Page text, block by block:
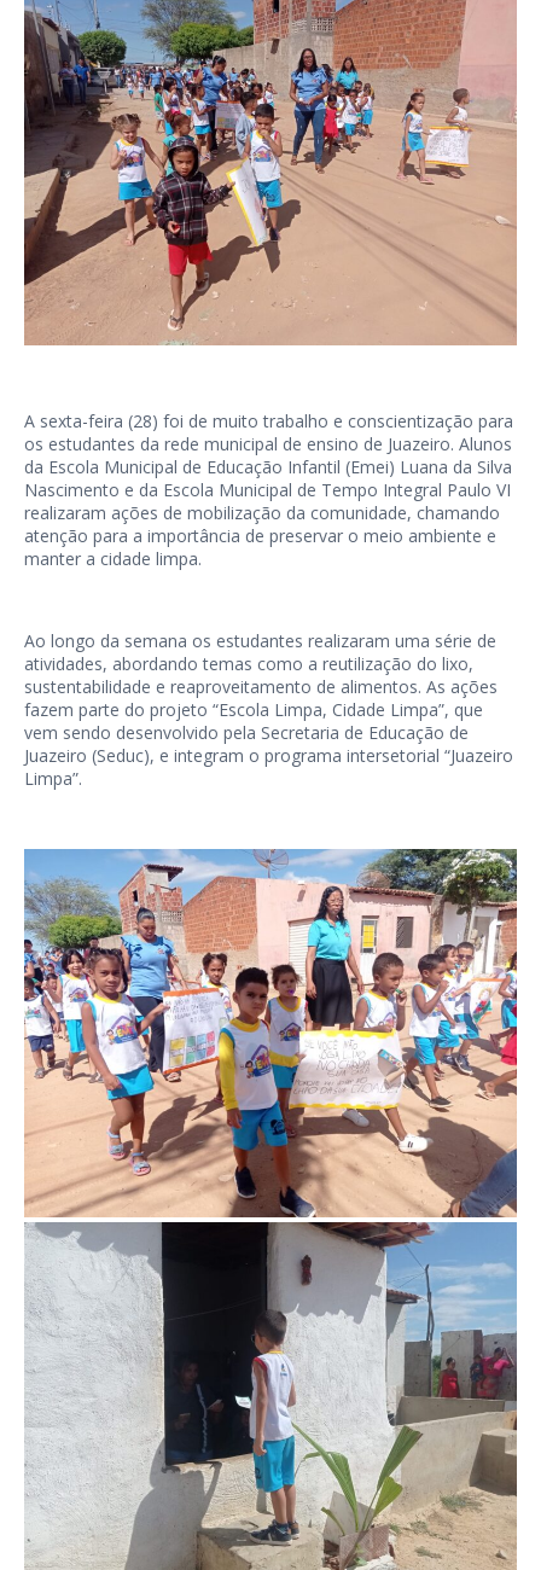
A sexta-feira (28) foi de muito trabalho e conscientização para
os estudantes da rede municipal de ensino de Juazeiro. Alunos
da Escola Municipal de Educação Infantil (Emei) Luana da Silva
Nascimento e da Escola Municipal de Tempo Integral Paulo VI
realizaram ações de mobilização da comunidade, chamando
atenção para a importância de preservar o meio ambiente e
manter a cidade limpa.
Ao longo da semana os estudantes realizaram uma série de
atividades, abordando temas como a reutilização do lixo,
sustentabilidade e reaproveitamento de alimentos. As ações
fazem parte do projeto “Escola Limpa, Cidade Limpa”, que
vem sendo desenvolvido pela Secretaria de Educação de
Juazeiro (Seduc), e integram o programa intersetorial “Juazeiro
Limpa”.